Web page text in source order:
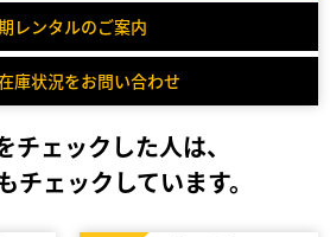
レンタルのご案内
庫状況をお問い合わせ
チェックした人は、
チェックしています。